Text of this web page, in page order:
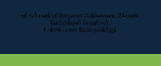
உங்கள் மண் பரிசோதனை அறிக்கையை 24 மணி
நேரத்திற்குள் பெறுங்கள்.
(பார்சல் பயண நேரம் தவிர்த்து)